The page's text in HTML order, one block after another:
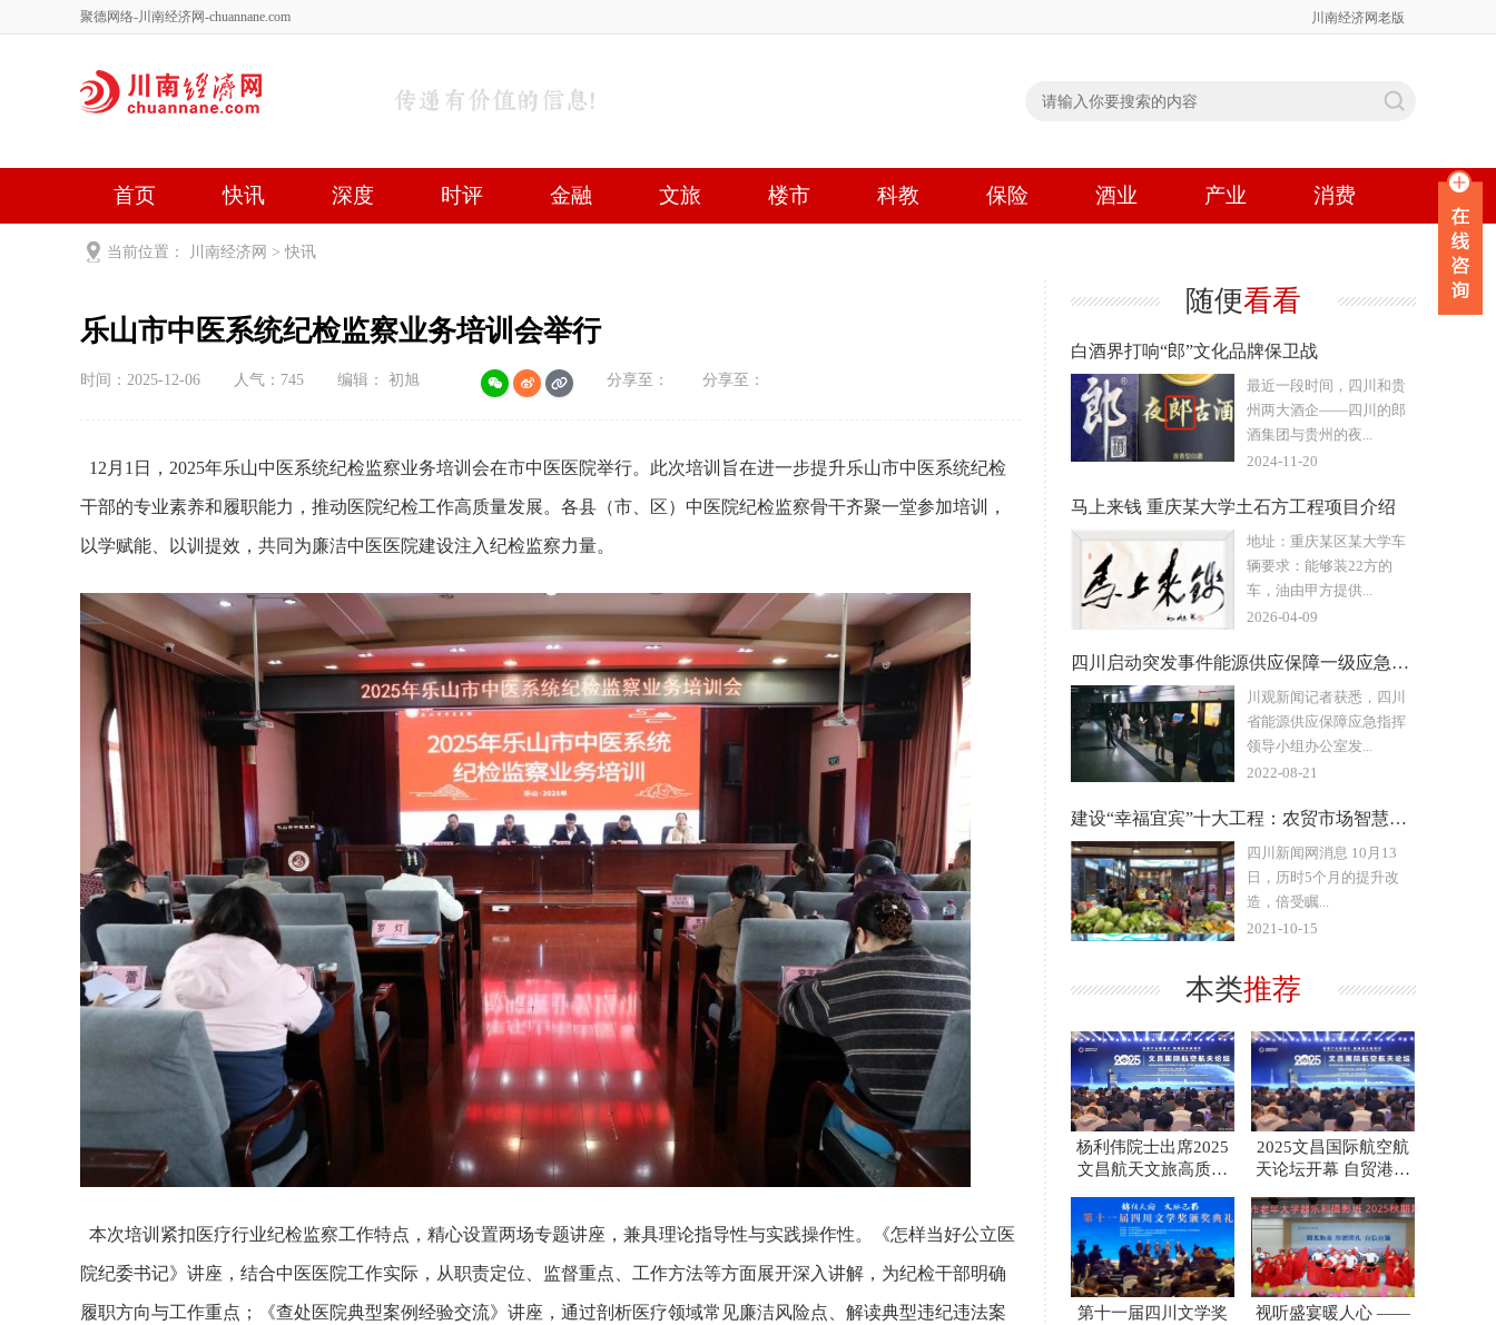
聚德网络-川南经济网-chuannane.com 川南经济网老版
首页 快讯 深度 时评 金融 文旅 楼市 科教 保险 酒业 产业 消费
健康 文艺
当前位置： 川南经济网 >快讯
乐山市中医系统纪检监察业务培训会举行
时间：2025-12-06 人气： 745 编辑： 初旭 分享至： 分享至：
12月1日，2025年乐山中医系统纪检监察业务培训会在市中医医院举行。此次培训旨在进一步提升乐山市中医系统纪检
干部的专业素养和履职能力，推动医院纪检工作高质量发展。各县（市、区）中医院纪检监察骨干齐聚一堂参加培训，
以学赋能、以训提效，共同为廉洁中医医院建设注入纪检监察力量。
本次培训紧扣医疗行业纪检监察工作特点，精心设置两场专题讲座，兼具理论指导性与实践操作性。《怎样当好公立医
院纪委书记》讲座，结合中医医院工作实际，从职责定位、监督重点、工作方法等方面展开深入讲解，为纪检干部明确
履职方向与工作重点；《查处医院典型案例经验交流》讲座，通过剖析医疗领域常见廉洁风险点、解读典型违纪违法案
随便看看
白酒界打响“郎”文化品牌保卫战
最近一段时间，四川和贵
州两大酒企——四川的郎
酒集团与贵州的夜...
2024-11-20
马上来钱 重庆某大学土石方工程项目介绍
地址：重庆某区某大学车
辆要求：能够装22方的
车，油由甲方提供...
2026-04-09
四川启动突发事件能源供应保障一级应急响应
川观新闻记者获悉，四川
省能源供应保障应急指挥
领导小组办公室发...
2022-08-21
建设“幸福宜宾”十大工程：农贸市场智慧化 菜篮子里装幸福
四川新闻网消息 10月13
日，历时5个月的提升改
造，倍受瞩...
2021-10-15
本类推荐
杨利伟院士出席2025
文昌航天文旅高质量
2025文昌国际航空航
天论坛开幕 自贸港封
第十一届四川文学奖
视听盛宴暖人心 ——